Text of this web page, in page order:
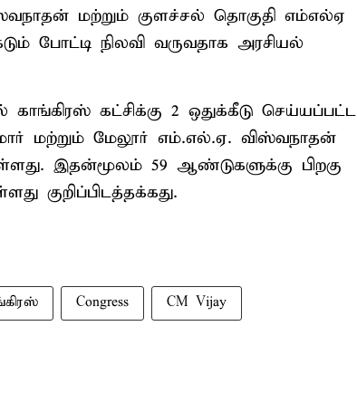
மற்றும் குளச்சல் தொகுதி எம்எல்ஏ
போட்டி நிலவி வருவதாக அரசியல்
கட்சிக்கு 2 ஒதுக்கீடு செய்யப்பட்ட
மற்றும் மேலூர் எம்.எல்.ஏ. விஸ்வநாதன்
இதன்மூலம் 59 ஆண்டுகளுக்கு பிறகு
குறிப்பிடத்தக்கது.
Congress CM Vijay